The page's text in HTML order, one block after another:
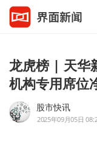
龙虎榜 | 天华
机构专用席位
股市快讯
2025年09月05日